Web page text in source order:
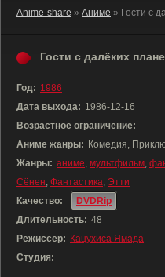
Anime-share » Аниме » Гости с
Гости с далёких
Год: 1986
Дата выхода: 1986-12-16
Возрастное ограничение:
Аниме жанры: Комедия,
Жанры: аниме, мультфильм,
Сёнен, Фантастика, Этти
Качество:
DVDRip
Длительность: 48
Режиссёр: Кацухиса Ямада
Студия: